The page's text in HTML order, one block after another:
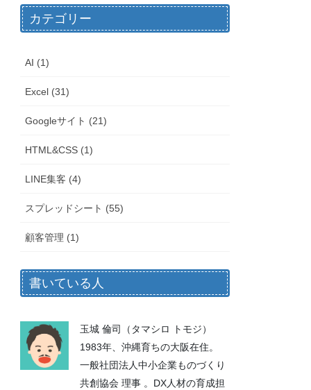
カテゴリー
AI (1)
Excel (31)
Googleサイト (21)
HTML&CSS (1)
LINE集客 (4)
スプレッドシート (55)
顧客管理 (1)
書いている人
玉城 倫司（タマシロ トモジ）
1983年、沖縄育ちの大阪在住。
一般社団法人中小企業ものづくり
共創協会 理事 。DX人材の育成担